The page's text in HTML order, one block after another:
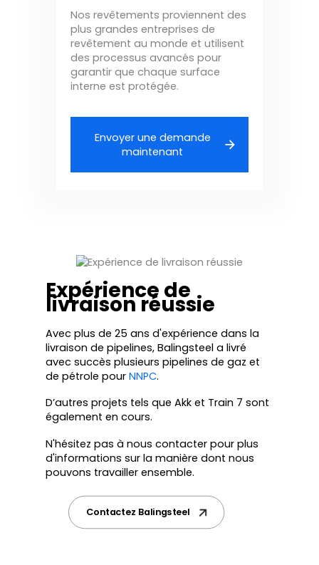
Nos revêtements proviennent des
plus grandes entreprises de
revêtement au monde et utilisent
des processus avancés pour
garantir que chaque surface
interne est protégée.
Envoyer une demande
maintenant
Expérience de
livraison réussie
Avec plus de 25 ans d'expérience dans la
livraison de pipelines, Balingsteel a livré
avec succès plusieurs pipelines de gaz et
de pétrole pour NNPC.
D’autres projets tels que Akk et Train 7 sont
également en cours.
N'hésitez pas à nous contacter pour plus
d'informations sur la manière dont nous
pouvons travailler ensemble.
Contactez Balingsteel